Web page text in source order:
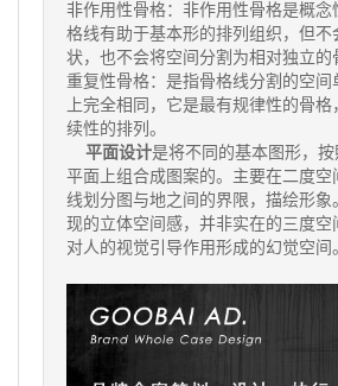
非作用性骨格：非作用性骨格是概念
格线有助于基本形的排列组织，但不
状，也不会将空间分割为相对独立的
重复性骨格：是指骨格线分割的空间
上完全相同，它是最有规律性的骨
续性的排列。
平面设计是将不同的基本图形，
平面上组合成图案的。主要在二度空
线划分图与地之间的界限，描绘形象
现的立体空间感，并非实在的三度空
对人的视觉引导作用形成的幻觉空间